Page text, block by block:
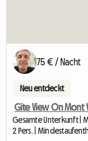
75 € / Nacht
Neu entdeckt
Gite View On Mont
Gesamte Unterkunft |
2 Pers. |